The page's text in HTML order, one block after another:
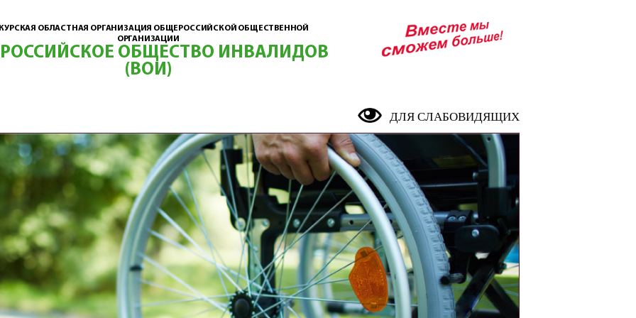
ОБЛАСТНАЯ ОРГАНИЗАЦИЯ ОБЩЕРОССИЙСКОЙ ОБЩЕСТВЕННОЙ
ОРГАНИЗАЦИИ
ОБЩЕСТВО ИНВАЛИДОВ
(ВОИ)
ДЛЯ СЛАБОВИДЯЩИХ